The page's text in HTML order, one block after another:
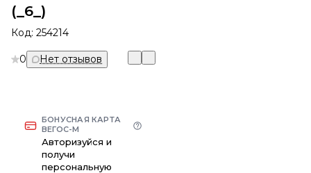
(_6_)
Код: 254214
0 Нет отзывов
БОНУСНАЯ КАРТА
ВЕГОС-М
Авторизуйся и
получи
персональную